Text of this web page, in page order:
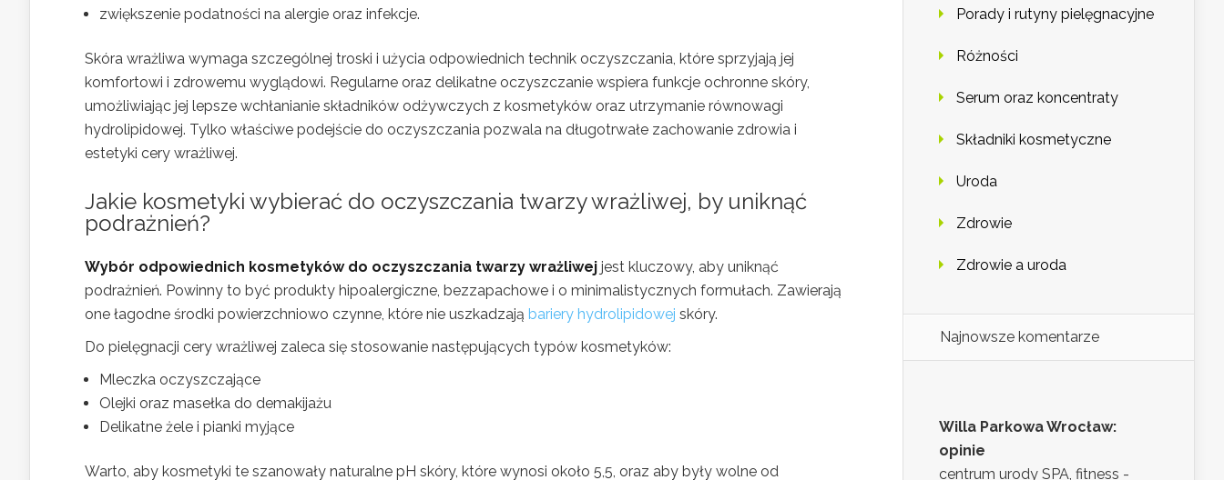
zwiększenie podatności na alergie oraz infekcje.
Skóra wrażliwa wymaga szczególnej troski i użycia odpowiednich technik oczyszczania, które sprzyjają jej
komfortowi i zdrowemu wyglądowi. Regularne oraz delikatne oczyszczanie wspiera funkcje ochronne skóry,
umożliwiając jej lepsze wchłanianie składników odżywczych z kosmetyków oraz utrzymanie równowagi
hydrolipidowej. Tylko właściwe podejście do oczyszczania pozwala na długotrwałe zachowanie zdrowia i
estetyki cery wrażliwej.
Jakie kosmetyki wybierać do oczyszczania twarzy wrażliwej, by uniknąć
podrażnień?
Wybór odpowiednich kosmetyków do oczyszczania twarzy wrażliwej jest kluczowy, aby uniknąć
podrażnień. Powinny to być produkty hipoalergiczne, bezzapachowe i o minimalistycznych formułach. Zawierają
one łagodne środki powierzchniowo czynne, które nie uszkadzają bariery hydrolipidowej skóry.
Do pielęgnacji cery wrażliwej zaleca się stosowanie następujących typów kosmetyków:
Mleczka oczyszczające
Olejki oraz masełka do demakijażu
Delikatne żele i pianki myjące
Warto, aby kosmetyki te szanowały naturalne pH skóry, które wynosi około 5,5, oraz aby były wolne od
Porady i rutyny pielęgnacyjne
Różności
Serum oraz koncentraty
Składniki kosmetyczne
Uroda
Zdrowie
Zdrowie a uroda
Najnowsze komentarze
Willa Parkowa Wrocław:
opinie
centrum urody SPA, fitness -